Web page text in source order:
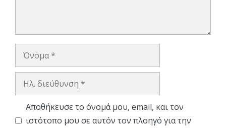
Όνομα
Ηλ.
Αποθήκευσε το όνομά μου, email, και τον
ιστότοπο μου σε αυτόν τον πλοηγό για την